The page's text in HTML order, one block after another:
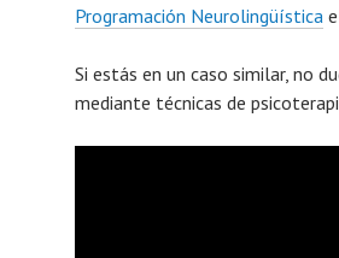
Programación Neurolingüística
Si estás en un caso similar, no
mediante técnicas de